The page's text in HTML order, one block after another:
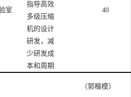
室
指导高效
多级压缩
机的设计
研发，减
少研发成
本和周期
40
（郭楷模）